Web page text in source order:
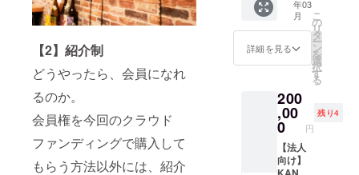
【2】紹介制
どうやったら、会員になれ
るのか。
会員権を今回のクラウド
ファンディングで購入して
もらう方法以外には、紹介
御社の
会社の
紹介記
事を作
成しま
す！ も
KANSA
IPRESS
のHPに
スポン
サー枠
で掲載
年03
月
詳細を見る
こ
の
リ
タ
ー
ン
を
選
択
す
る
200
,00
0 円
残り4
【法人
向け】